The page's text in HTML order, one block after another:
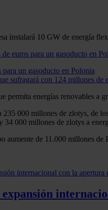
instalará 10 GW de energía
un gasoducto en Polonia
sufragará con 124 millones
permita energías renovables
000 millones de zlotys, de
34 000 millones de zlotys a
aumente de 11.000 millones